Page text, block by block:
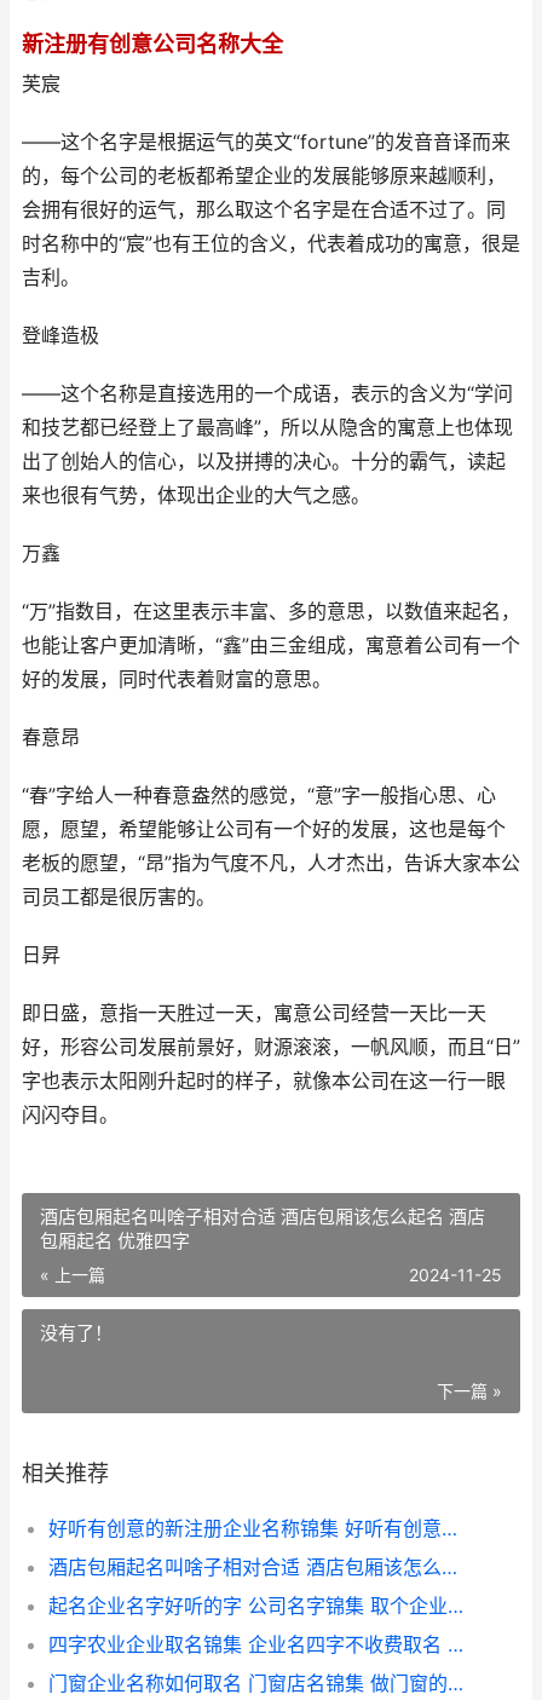
新注册有创意公司名称大全
芙宸
——这个名字是根据运气的英文“fortune”的发音音译而来
的，每个公司的老板都希望企业的发展能够原来越顺利，
会拥有很好的运气，那么取这个名字是在合适不过了。同
时名称中的“宸”也有王位的含义，代表着成功的寓意，很是
吉利。
登峰造极
——这个名称是直接选用的一个成语，表示的含义为“学问
和技艺都已经登上了最高峰”，所以从隐含的寓意上也体现
出了创始人的信心，以及拼搏的决心。十分的霸气，读起
来也很有气势，体现出企业的大气之感。
万鑫
“万”指数目，在这里表示丰富、多的意思，以数值来起名，
也能让客户更加清晰，“鑫”由三金组成，寓意着公司有一个
好的发展，同时代表着财富的意思。
春意昂
“春”字给人一种春意盎然的感觉，“意”字一般指心思、心
愿，愿望，希望能够让公司有一个好的发展，这也是每个
老板的愿望，“昂”指为气度不凡，人才杰出，告诉大家本公
司员工都是很厉害的。
日昇
即日盛，意指一天胜过一天，寓意公司经营一天比一天
好，形容公司发展前景好，财源滚滚，一帆风顺，而且“日”
字也表示太阳刚升起时的样子，就像本公司在这一行一眼
闪闪夺目。
酒店包厢起名叫啥子相对合适 酒店包厢该怎么起名 酒店
包厢起名 优雅四字
« 上一篇 2024-11-25
没有了！
下一篇 »
相关推荐
好听有创意的新注册企业名称锦集 好听有创意的新词
酒店包厢起名叫啥子相对合适 酒店包厢该怎么起名 酒店包厢起名 优雅四字
起名企业名字好听的字 公司名字锦集 取个企业名字
四字农业企业取名锦集 企业名四字不收费取名 农业企业取什么名比较好
门窗企业名称如何取名 门窗店名锦集 做门窗的公司名称怎么选